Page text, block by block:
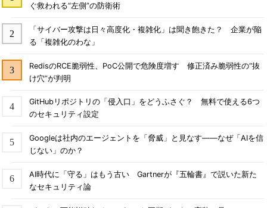
ぐ救われる“左側”の防衛術
「サイバー攻撃は日々高度化・複雑化」は聞き飽きた？ 企業が陥
る「複雑化のわな」
RedisのRCE脆弱性、PoC公開で危険度増す 修正済み脆弱性の“抜
け穴”が判明
GitHubリポジトリの「侵入口」をどうふさぐ？ 無料で使える6つ
のセキュリティ設定
Googleは社内のエージェントを「脅威」と見なす――なぜ「AIを信
じない」のか？
AI時代に「守る」はもう古い Gartnerが『五輪書』で説いた新た
なセキュリティ論